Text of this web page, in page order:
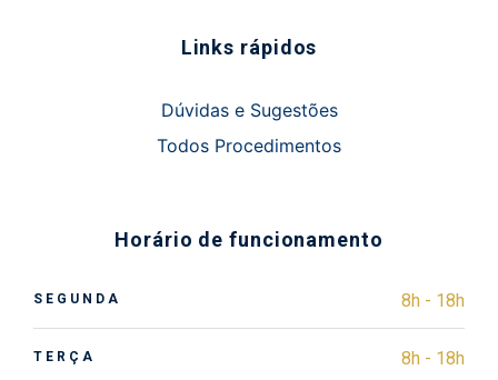
Links rápidos
Dúvidas e Sugestões
Todos Procedimentos
Horário de funcionamento
SEGUNDA 8h - 18h
TERÇA 8h - 18h